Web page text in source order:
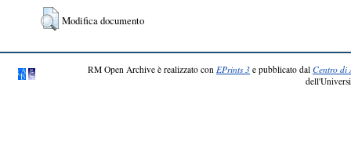
Modifica documento
RM Open Archive è realizzato con EPrints 3 e pubblicato dal Centro di